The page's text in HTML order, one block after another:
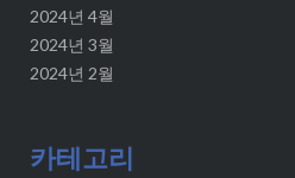
2024년 4월
2024년 3월
2024년 2월
카테고리